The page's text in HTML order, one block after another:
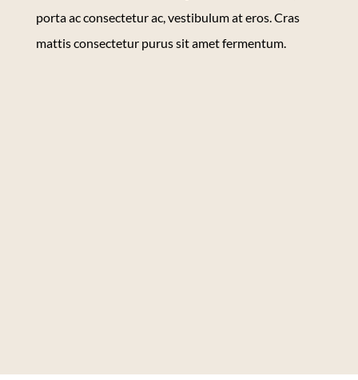
porta ac consectetur ac, vestibulum at eros. Cras
mattis consectetur purus sit amet fermentum.